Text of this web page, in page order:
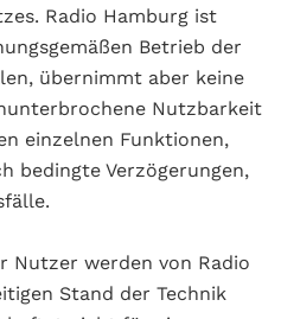
Radio Hamburg ist
Betrieb der
übernimmt aber keine
Nutzbarkeit
einzelnen Funktionen,
bedingte Verzögerungen,
Nutzer werden von Radio
Stand der Technik